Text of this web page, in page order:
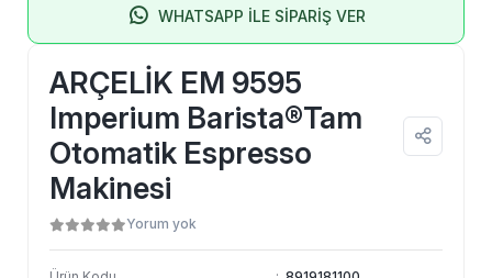
WHATSAPP İLE SİPARİŞ VER
ARÇELİK EM 9595
Imperium Barista®Tam
Otomatik Espresso
Makinesi
Yorum yok